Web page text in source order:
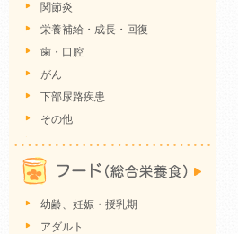
関節炎
栄養補給・成長・回復
歯・口腔
がん
下部尿路疾患
その他
幼齢、妊娠・授乳期
アダルト